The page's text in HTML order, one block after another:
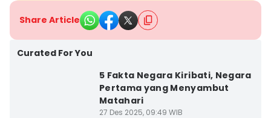
Share Article
Curated For You
5 Fakta Negara Kiribati, Negara
Pertama yang Menyambut
Matahari
27 Des 2025, 09:49 WIB